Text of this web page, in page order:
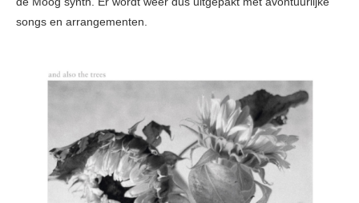
songs en arrangementen.